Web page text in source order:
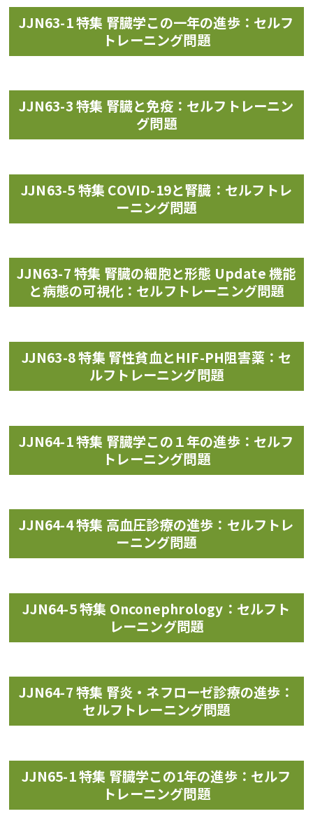
JJN63-1 特集 腎臓学この一年の進歩：セルフ
トレーニング問題
JJN63-3 特集 腎臓と免疫：セルフトレーニン
グ問題
JJN63-5 特集 COVID-19と腎臓：セルフトレ
ーニング問題
JJN63-7 特集 腎臓の細胞と形態 Update 機能
と病態の可視化：セルフトレーニング問題
JJN63-8 特集 腎性貧血とHIF-PH阻害薬：セ
ルフトレーニング問題
JJN64-1 特集 腎臓学この１年の進歩：セルフ
トレーニング問題
JJN64-4 特集 高血圧診療の進歩：セルフトレ
ーニング問題
JJN64-5 特集 Onconephrology：セルフト
レーニング問題
JJN64-7 特集 腎炎・ネフローゼ診療の進歩：
セルフトレーニング問題
JJN65-1 特集 腎臓学この1年の進歩：セルフ
トレーニング問題